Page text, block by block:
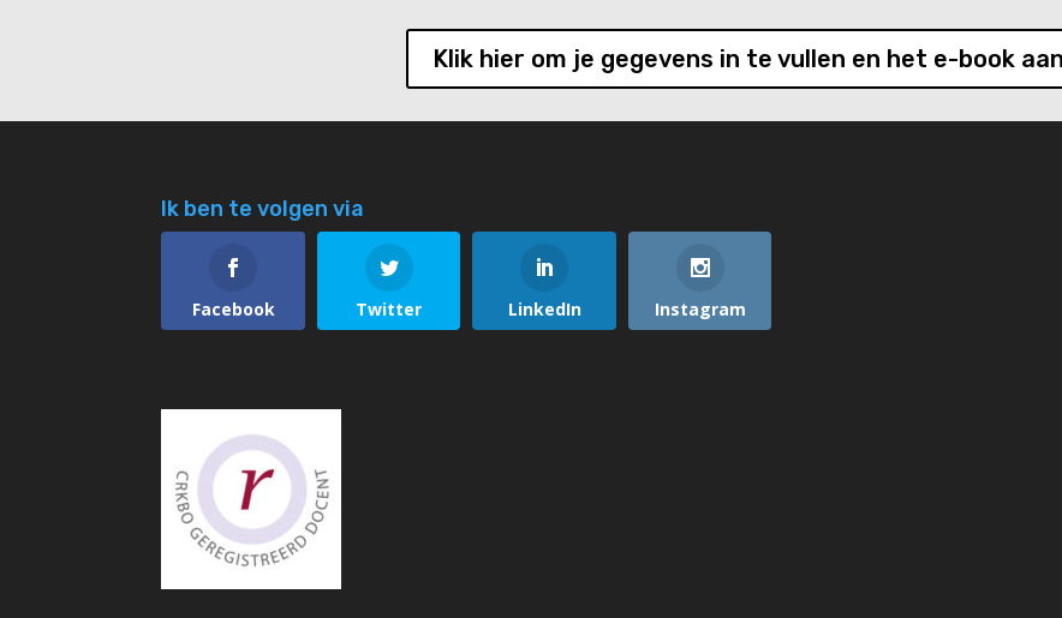
Klik hier om je gegevens in te vullen en het e-book
Ik ben te volgen via
Facebook Twitter LinkedIn Instagram